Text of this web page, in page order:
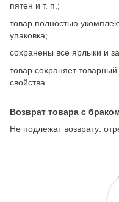
пятен и т. п.;
товар полностью
упаковка;
сохранены все ярлыки и
товар сохраняет
свойства.
Возврат товара с
Не подлежат возврату: